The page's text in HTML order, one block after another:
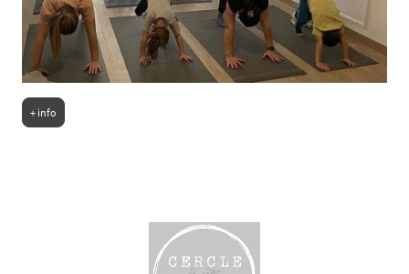
+ info